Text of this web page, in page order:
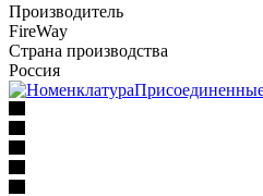
Производитель
FireWay
Страна производства
Россия